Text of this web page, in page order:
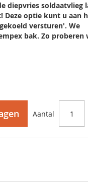
diepvries soldaatvlieg
Deze optie kunt u aan
versturen'. We
bak. Zo proberen
Aantal